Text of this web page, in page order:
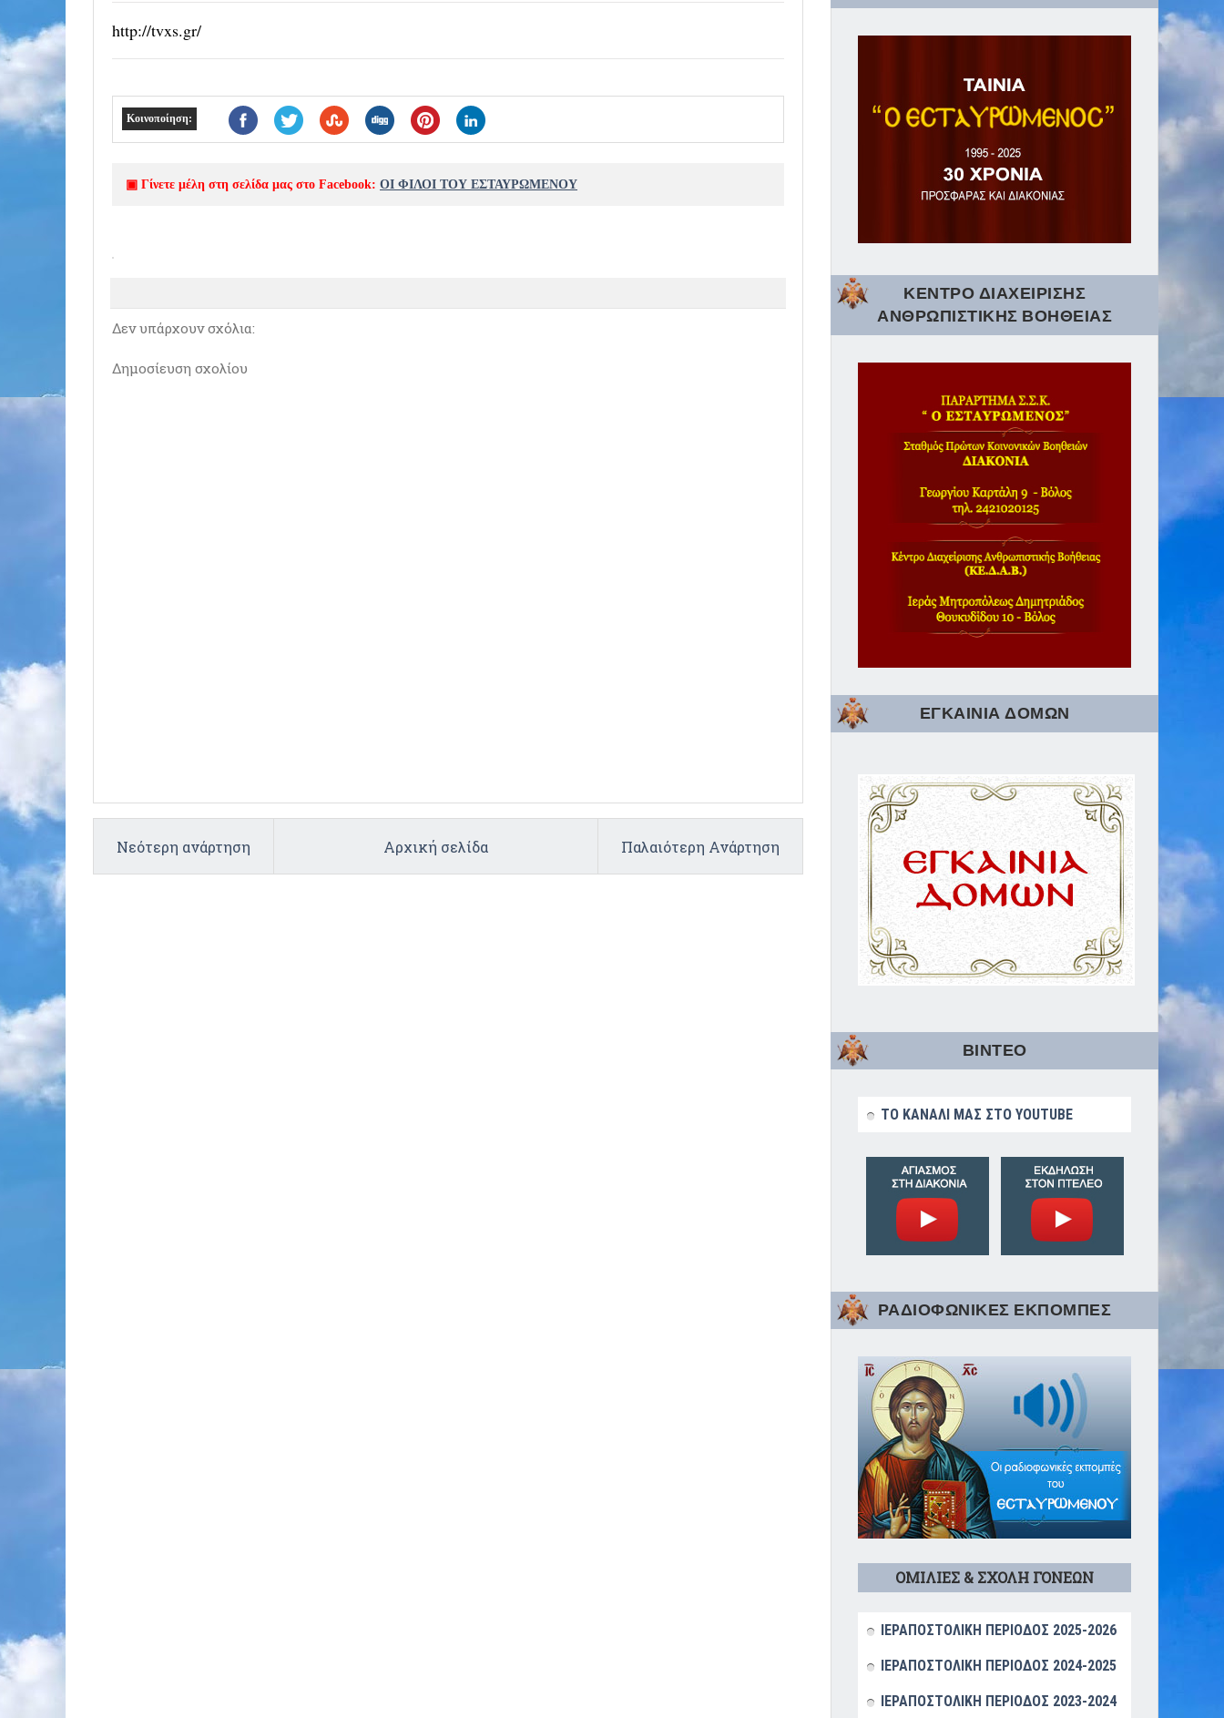
http://tvxs.gr/
Κοινοποίηση:
▣ Γίνετε μέλη στη σελίδα μας στο Facebook: ΟΙ ΦΙΛΟΙ ΤΟΥ ΕΣΤΑΥΡΩΜΕΝΟΥ
Δεν υπάρχουν σχόλια:
Δημοσίευση σχολίου
Νεότερη ανάρτηση Παλαιότερη Ανάρτηση
Αρχική σελίδα
ΚΕΝΤΡΟ ΔΙΑΧΕΙΡΙΣΗΣ
ΑΝΘΡΩΠΙΣΤΙΚΗΣ ΒΟΗΘΕΙΑΣ
ΕΓΚΑΙΝΙΑ ΔΟΜΩΝ
ΒΙΝΤΕΟ
ΤΟ ΚΑΝΑΛΙ ΜΑΣ ΣΤΟ YOUTUBE
ΡΑΔΙΟΦΩΝΙΚΕΣ ΕΚΠΟΜΠΕΣ
ΟΜΙΛΙΕΣ & ΣΧΟΛΗ ΓΟΝΕΩΝ
ΙΕΡΑΠΟΣΤΟΛΙΚΗ ΠΕΡΙΟΔΟΣ 2025-2026
ΙΕΡΑΠΟΣΤΟΛΙΚΗ ΠΕΡΙΟΔΟΣ 2024-2025
ΙΕΡΑΠΟΣΤΟΛΙΚΗ ΠΕΡΙΟΔΟΣ 2023-2024